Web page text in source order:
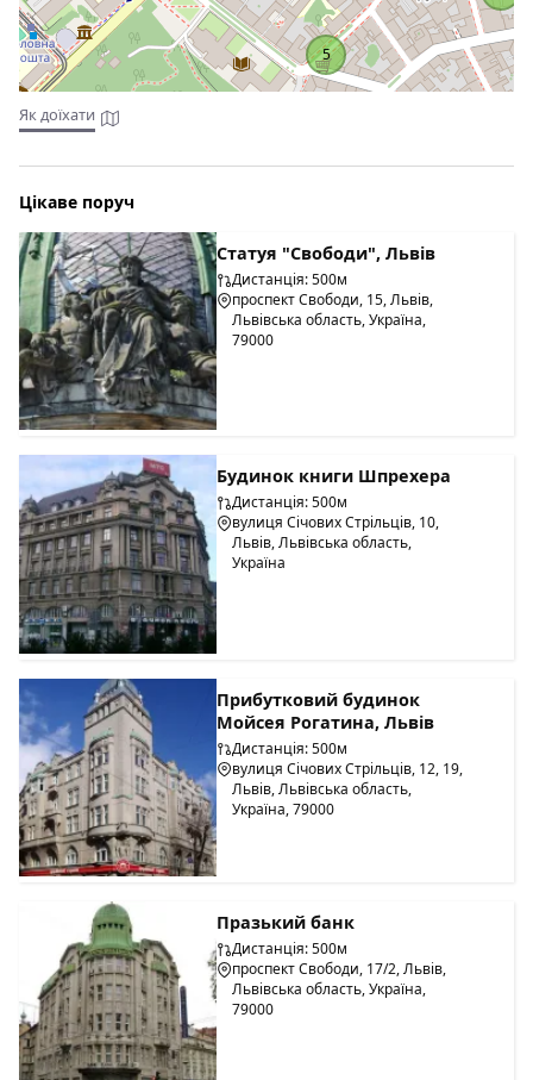
5
Як доїхати
Цікаве поруч
Статуя "Свободи", Львів
Дистанція: 500м
проспект Свободи, 15, Львів,
Львівська область, Україна,
79000
Будинок книги Шпрехера
Дистанція: 500м
вулиця Січових Стрільців, 10,
Львів, Львівська область,
Україна
Прибутковий будинок
Мойсея Рогатина, Львів
Дистанція: 500м
вулиця Січових Стрільців, 12, 19,
Львів, Львівська область,
Україна, 79000
Празький банк
Дистанція: 500м
проспект Свободи, 17/2, Львів,
Львівська область, Україна,
79000